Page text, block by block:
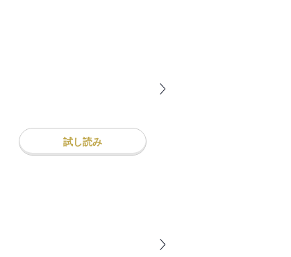
試し読み